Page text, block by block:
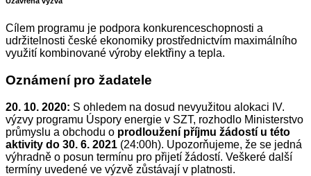
Cílem programu je podpora konkurenceschopnosti a
udržitelnosti české ekonomiky prostřednictvím maximálního
využití kombinované výroby elektřiny a tepla.
Oznámení pro žadatele
20. 10. 2020: S ohledem na dosud nevyužitou alokaci IV.
výzvy programu Úspory energie v SZT, rozhodlo Ministerstvo
průmyslu a obchodu o prodloužení příjmu žádostí u této
aktivity do 30. 6. 2021 (24:00h). Upozorňujeme, že se jedná
výhradně o posun termínu pro přijetí žádostí. Veškeré další
termíny uvedené ve výzvě zůstávají v platnosti.